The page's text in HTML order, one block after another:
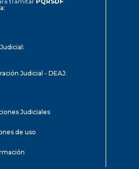
Judicial - DEAJ:
Judiciales
de uso